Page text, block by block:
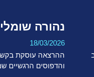
נהורה
18/03/2026
ההרצאה עוסקת
והדפוסים הרגשיים